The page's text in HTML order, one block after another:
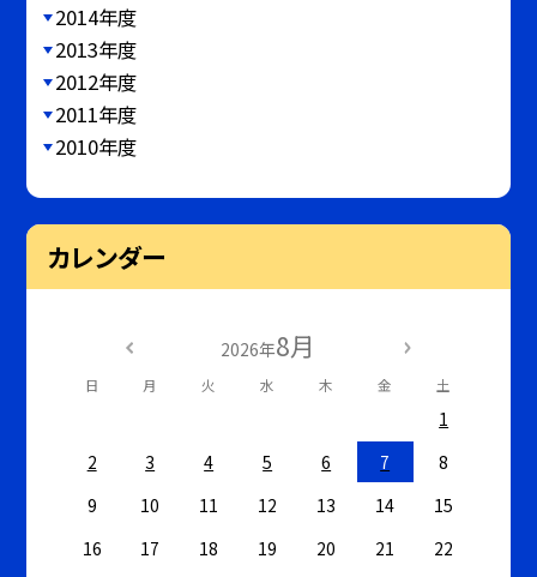
2014年度
2013年度
2012年度
2011年度
2010年度
カレンダー
2026年8月
日 月 火 水 木 金 土
1
2
3 4 5 6 7
8
9
10 11 12 13 14
15
16
17 18 19 20 21
22